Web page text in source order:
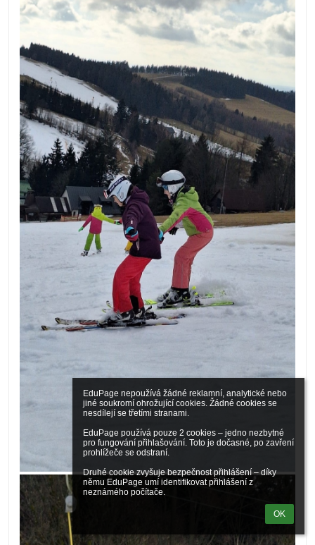
EduPage nepoužívá žádné reklamní, analytické nebo
jiné soukromí ohrožující cookies. Žádné cookies se
nesdílejí se třetími stranami.
EduPage používá pouze 2 cookies – jedno nezbytné
pro fungování přihlašování. Toto je dočasné, po zavření
prohlížeče se odstraní.
Druhé cookie zvyšuje bezpečnost přihlášení – díky
němu EduPage umí identifikovat přihlášení z
neznámého počítače.
OK